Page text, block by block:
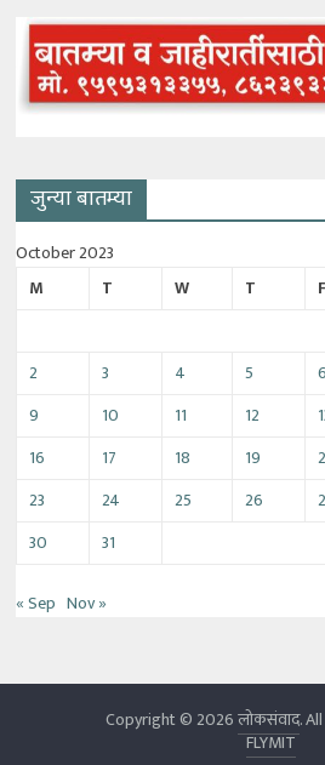
जुन्या बातम्या
October 2023
M
T W T F
2
3 4 5 6
9
10 11 12
16
17 18 19
23
24 25 26
30
31
« Sep Nov »
Copyright © 2026लोकसंवाद.
FLYMIT